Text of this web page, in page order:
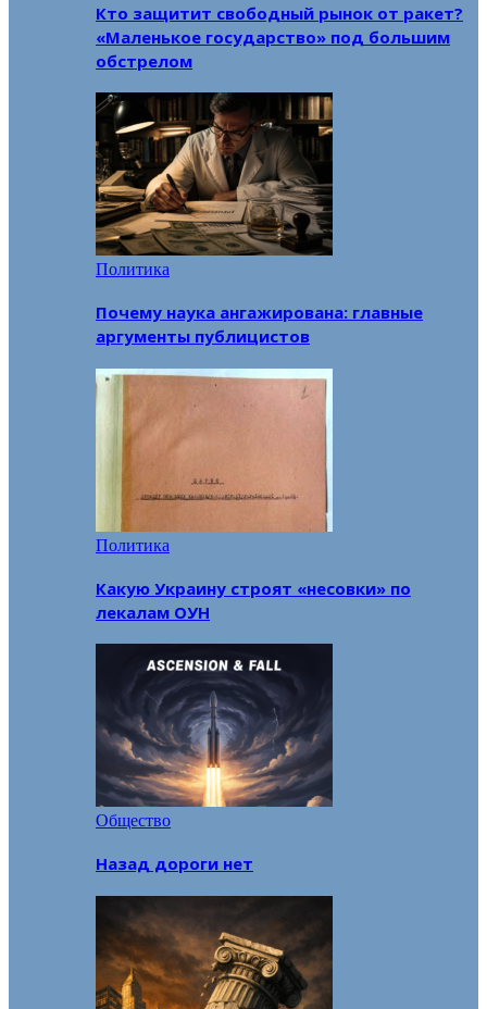
Кто защитит свободный рынок от ракет?
«Маленькое государство» под большим
обстрелом
Политика
Почему наука ангажирована: главные
аргументы публицистов
Политика
Какую Украину строят «несовки» по
лекалам ОУН
Общество
Назад дороги нет